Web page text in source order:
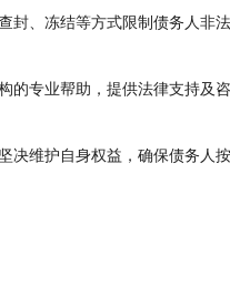
、冻结等方式限制债务人非法
专业帮助，提供法律支持及咨
维护自身权益，确保债务人